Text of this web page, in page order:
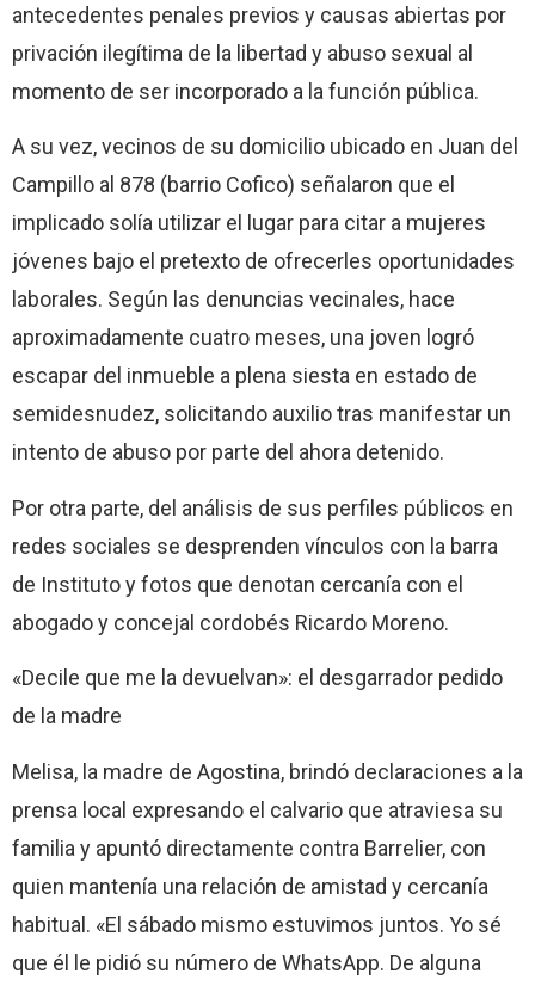
antecedentes penales previos y causas abiertas por
privación ilegítima de la libertad y abuso sexual al
momento de ser incorporado a la función pública.
A su vez, vecinos de su domicilio ubicado en Juan del
Campillo al 878 (barrio Cofico) señalaron que el
implicado solía utilizar el lugar para citar a mujeres
jóvenes bajo el pretexto de ofrecerles oportunidades
laborales. Según las denuncias vecinales, hace
aproximadamente cuatro meses, una joven logró
escapar del inmueble a plena siesta en estado de
semidesnudez, solicitando auxilio tras manifestar un
intento de abuso por parte del ahora detenido.
Por otra parte, del análisis de sus perfiles públicos en
redes sociales se desprenden vínculos con la barra
de Instituto y fotos que denotan cercanía con el
abogado y concejal cordobés Ricardo Moreno.
«Decile que me la devuelvan»: el desgarrador pedido
de la madre
Melisa, la madre de Agostina, brindó declaraciones a la
prensa local expresando el calvario que atraviesa su
familia y apuntó directamente contra Barrelier, con
quien mantenía una relación de amistad y cercanía
habitual. «El sábado mismo estuvimos juntos. Yo sé
que él le pidió su número de WhatsApp. De alguna